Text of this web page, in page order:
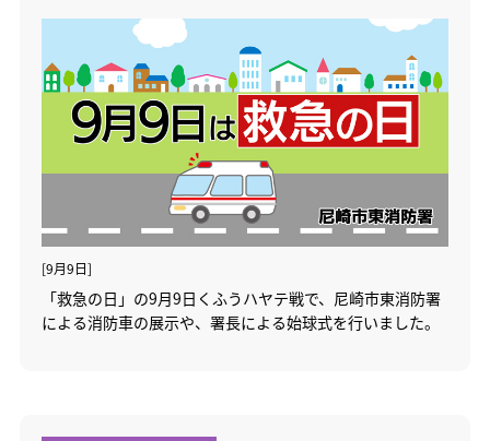
[9月9日]
「救急の日」の9月9日くふうハヤテ戦で、尼崎市東消防署
による消防車の展示や、署長による始球式を行いました。